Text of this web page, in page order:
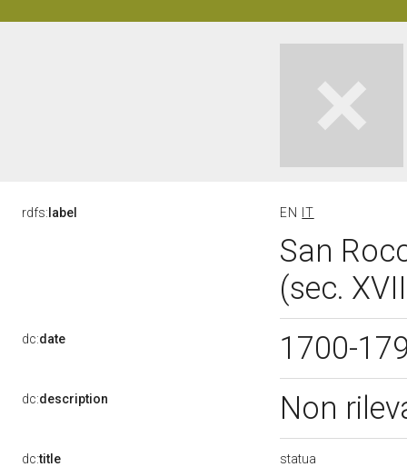
rdfs: label EN IT
San
(sec.
dc:date 1700-
dc:description Non
dc:title statua